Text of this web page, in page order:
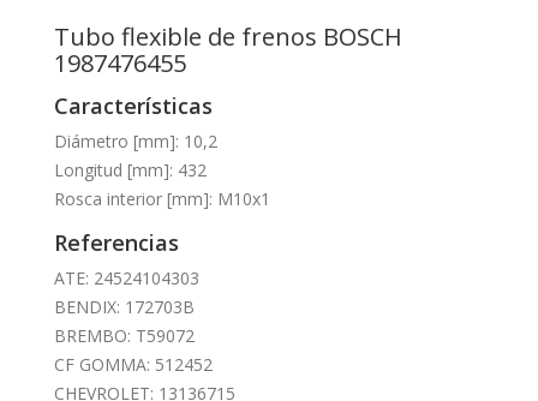
Tubo flexible de frenos BOSCH
1987476455
Características
Diámetro [mm]: 10,2
Longitud [mm]: 432
Rosca interior [mm]: M10x1
Referencias
ATE: 24524104303
BENDIX: 172703B
BREMBO: T59072
CF GOMMA: 512452
CHEVROLET: 13136715